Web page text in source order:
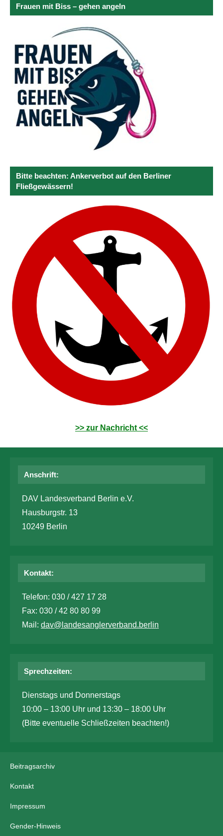
Frauen mit Biss – gehen angeln
Bitte beachten: Ankerverbot auf den Berliner
Fließgewässern!
>> zur Nachricht <<
Anschrift:
DAV Landesverband Berlin e.V.
Hausburgstr. 13
10249 Berlin
Kontakt:
Telefon: 030 / 427 17 28
Fax: 030 / 42 80 80 99
Mail: dav@landesanglerverband.berlin
Sprechzeiten:
Dienstags und Donnerstags
10:00 – 13:00 Uhr und 13:30 – 18:00 Uhr
(Bitte eventuelle Schließzeiten beachten!)
Beitragsarchiv
Kontakt
Impressum
Gender-Hinweis